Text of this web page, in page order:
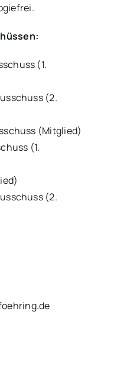
:
(1.
(2.
(Mitglied)
(1.
(2.